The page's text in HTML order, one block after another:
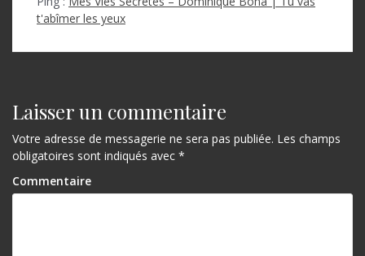
t'abîmer les yeux
Laisser un commentaire
Votre adresse de messagerie ne sera pas publiée. Les champs
obligatoires sont indiqués avec *
Commentaire